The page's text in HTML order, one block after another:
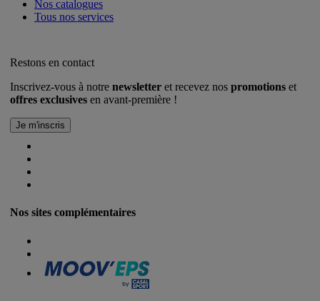
Nos catalogues
Tous nos services
Restons en contact
Inscrivez-vous à notre newsletter et recevez nos promotions et
offres exclusives en avant-première !
Nos sites complémentaires